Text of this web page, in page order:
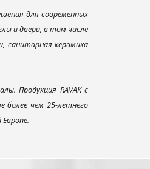
для современных
и двери, в том числе
санитарная керамика
Продукция RAVAK с
более чем 25-летнего